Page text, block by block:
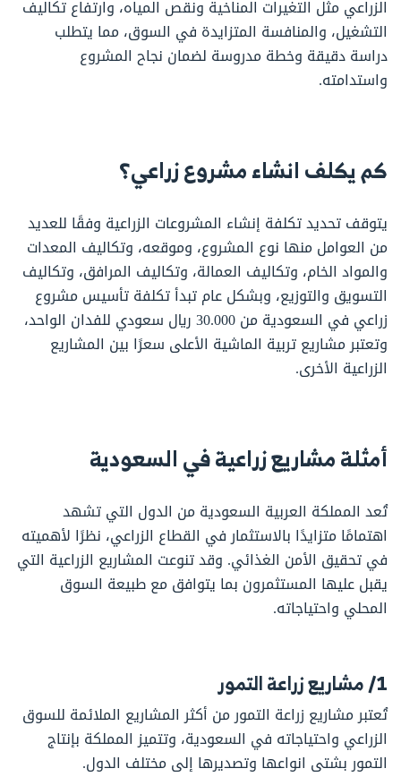
الزراعي مثل التغيرات المناخية ونقص المياه، وارتفاع تكاليف
التشغيل، والمنافسة المتزايدة في السوق، مما يتطلب
دراسة دقيقة وخطة مدروسة لضمان نجاح المشروع
واستدامته.
كم يكلف انشاء مشروع زراعي؟
يتوقف تحديد تكلفة إنشاء المشروعات الزراعية وفقًا للعديد
من العوامل منها نوع المشروع، وموقعه، وتكاليف المعدات
والمواد الخام، وتكاليف العمالة، وتكاليف المرافق، وتكاليف
التسويق والتوزيع، وبشكل عام تبدأ تكلفة تأسيس مشروع
زراعي في السعودية من 30.000 ريال سعودي للفدان الواحد،
وتعتبر مشاريع تربية الماشية الأعلى سعرًا بين المشاريع
الزراعية الأخرى.
أمثلة مشاريع زراعية في السعودية
تُعد المملكة العربية السعودية من الدول التي تشهد
اهتمامًا متزايدًا بالاستثمار في القطاع الزراعي، نظرًا لأهميته
في تحقيق الأمن الغذائي. وقد تنوعت المشاريع الزراعية التي
يقبل عليها المستثمرون بما يتوافق مع طبيعة السوق
المحلي واحتياجاته.
1/ مشاريع زراعة التمور
تُعتبر مشاريع زراعة التمور من أكثر المشاريع الملائمة للسوق
الزراعي واحتياجاته في السعودية، وتتميز المملكة بإنتاج
التمور بشتى انواعها وتصديرها إلى مختلف الدول.